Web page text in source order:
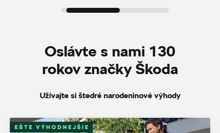
Ponuka skladových vozidiel
Oslávte s nami 130
rokov značky Škoda
Užívajte si štedré narodeninové výhody
EŠTE VÝHODNEJŠIE